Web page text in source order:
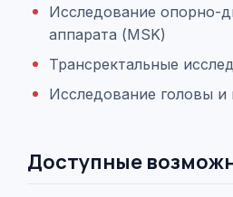
Исследование опорно-
аппарата (MSK)
Трансректальные
Исследование головы и
Доступные